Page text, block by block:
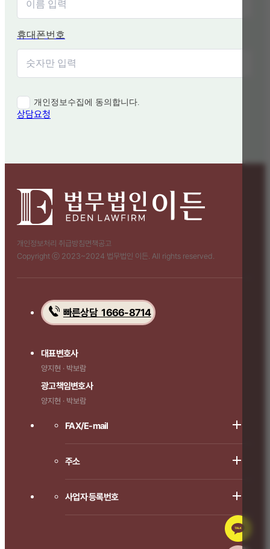
휴대폰번호
개인정보수집에 동의합니다.
상담요청
개인정보처리 취급방침 면책공고
Copyright ⓒ 2023~2024 법무법인 이든. All rights reserved.
빠른상담 1666-8714
대표변호사
양지현 · 박보람
광고책임변호사
양지현 · 박보람
FAX/E-mail
주소
사업자 등록번호